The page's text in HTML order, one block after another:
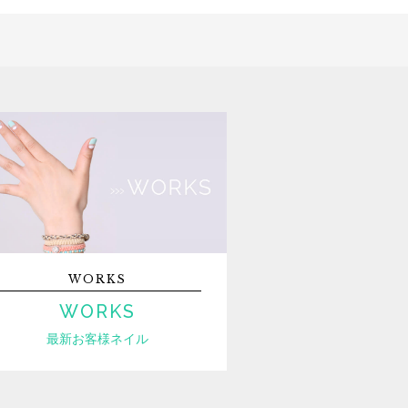
WORKS
WORKS
最新お客様ネイル